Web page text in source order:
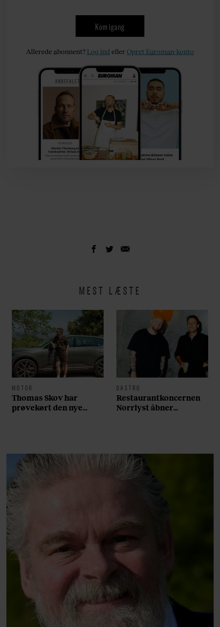
Kom igang
Allerede abonnent? Log ind ellerOpret Euroman-konto
MEST LÆSTE
MOTOR
Thomas Skov har
prøvekørt den nye
GASTRO
Restaurantkoncernen
Norrlyst åbner